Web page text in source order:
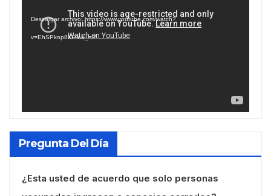
vídeo
Descargar archivo: https://www.youtube.com/watch?
v=EhSPkop8KPY&_=2
Pregunta Del Día
¿Esta usted de acuerdo que solo personas